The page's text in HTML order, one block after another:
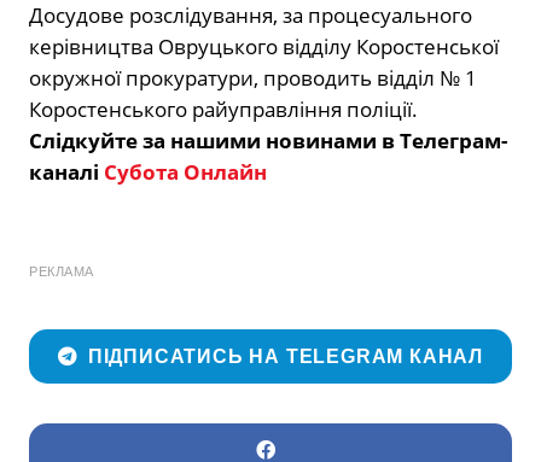
Досудове розслідування, за процесуального
керівництва Овруцького відділу Коростенської
окружної прокуратури, проводить відділ № 1
Коростенського райуправління поліції.
Слідкуйте за нашими новинами в Телеграм-
каналі Субота Онлайн
РЕКЛАМА
ПІДПИСАТИСЬ НА TELEGRAM КАНАЛ